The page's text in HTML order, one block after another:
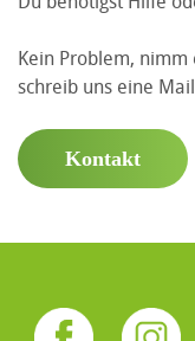
Kein Problem,
schreib uns eine
Kontakt